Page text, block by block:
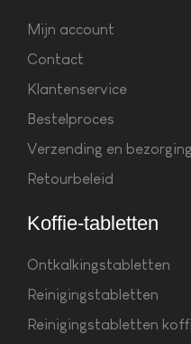
Mijn account
Contact
Klantenservice
Bestelproces
Verzending en bezorging
Retourbeleid
Koffie-tabletten
Ontkalkingstabletten
Reinigingstabletten
Reinigingstabletten